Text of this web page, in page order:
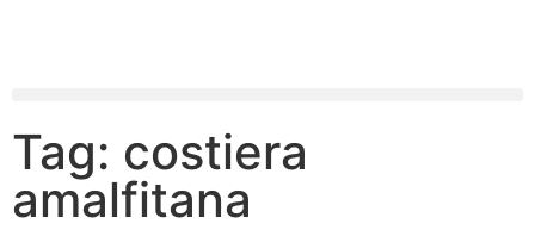
Tag: costiera
amalfitana